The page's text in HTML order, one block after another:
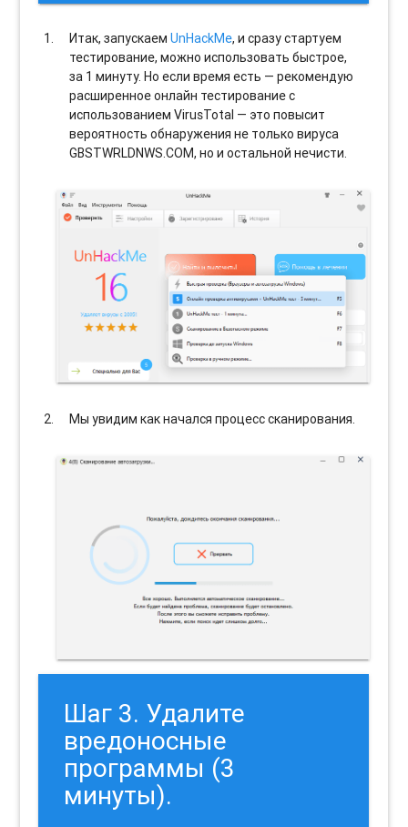
Итак, запускаемUnHackMe, и сразу стартуем
тестирование, можно использовать быстрое,
за 1 минуту. Но если время есть — рекомендую
расширенное онлайн тестирование с
использованием VirusTotal — это повысит
вероятность обнаружения не только вируса
GBSTWRLDNWS.COM, но и остальной нечисти.
Мы увидим как начался процесс сканирования.
Шаг 3. Удалите
вредоносные
программы (3
минуты).